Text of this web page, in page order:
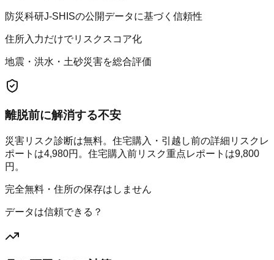
防災科研J-SHISの公開データに基づく信頼性
住所入力だけでリスクスコア化
地震・洪水・土砂災害を総合評価
離脱前に解消する不安
災害リスク診断は無料。住宅購入・引越し前の詳細リスクレ
ポートは4,980円。住宅購入前リスク重点レポートは9,800
円。
完全無料・住所の保存はしません
データは信頼できる？